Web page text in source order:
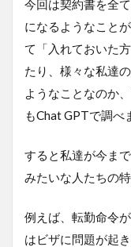
今回は契約書を全
になるようなこと
て「入れておいた
たり、様々な私達
ようなことなのか
もChat GPTで調べ
すると私達が今ま
みたいな人たちの
例えば、転勤命令
はビザに問題が起